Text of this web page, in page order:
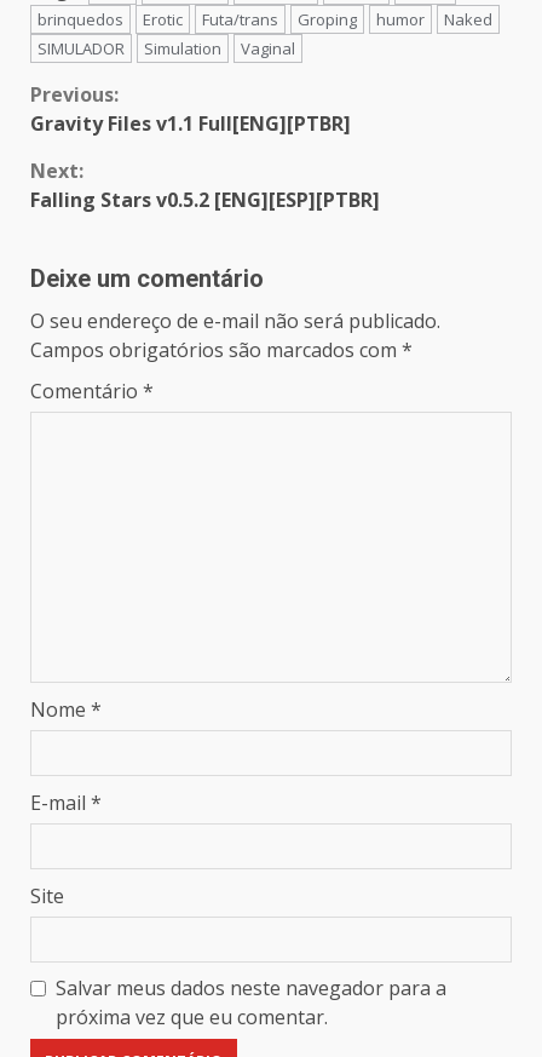
brinquedos
Erotic Futa/trans Groping humor
Naked
SIMULADOR
Simulation Vaginal
Continue
Reading
Previous:
Gravity Files v1.1 Full[ENG][PTBR]
Next:
Falling Stars v0.5.2 [ENG][ESP][PTBR]
Deixe um comentário
O seu endereço de e-mail não será publicado.
Campos obrigatórios são marcados com *
Comentário *
Nome *
E-mail *
Site
Salvar meus dados neste navegador para a
próxima vez que eu comentar.